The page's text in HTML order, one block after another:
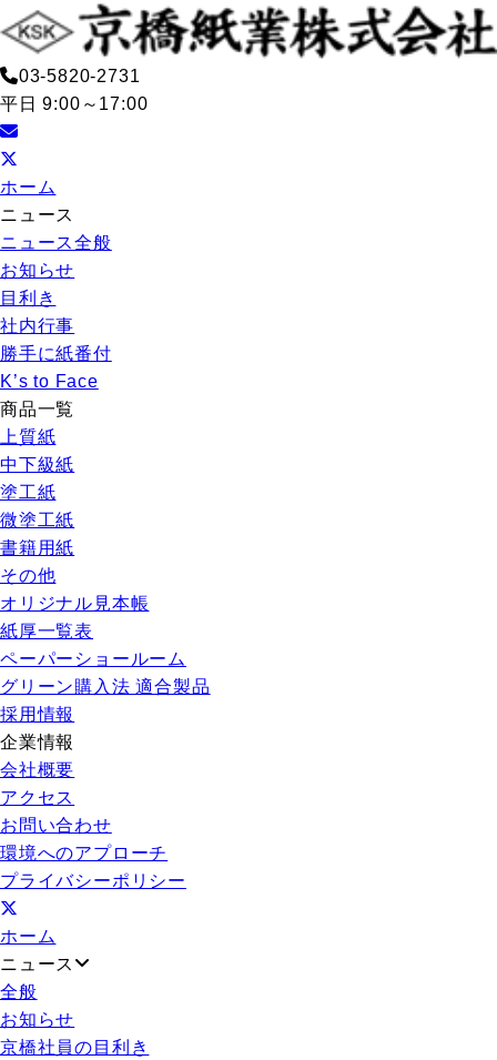
03-5820-2731
平日 9:00～17:00
ホーム
ニュース
ニュース全般
お知らせ
目利き
社内行事
勝手に紙番付
K’s to Face
商品一覧
上質紙
中下級紙
塗工紙
微塗工紙
書籍用紙
その他
オリジナル見本帳
紙厚一覧表
ペーパーショールーム
グリーン購入法 適合製品
採用情報
企業情報
会社概要
アクセス
お問い合わせ
環境へのアプローチ
プライバシーポリシー
ホーム
ニュース
全般
お知らせ
京橋社員の目利き